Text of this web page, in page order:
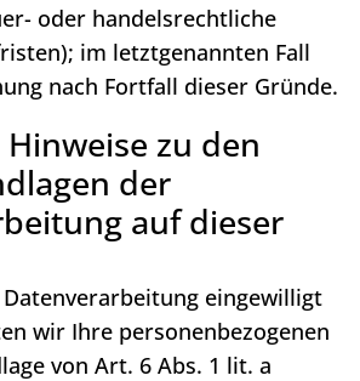
oder handelsrechtliche
im letztgenannten Fall
nach Fortfall dieser Gründe.
zu den
der
auf dieser
eingewilligt
wir Ihre personenbezogenen
von Art. 6 Abs. 1 lit. a